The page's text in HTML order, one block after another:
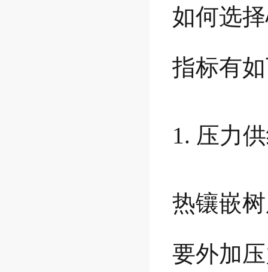
如何选
指标有
1. 压力
热镶嵌
要外加